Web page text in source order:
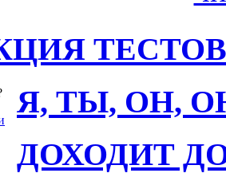
ТЕСТОВ
Я, ТЫ, ОН,
ДОХОДИТ